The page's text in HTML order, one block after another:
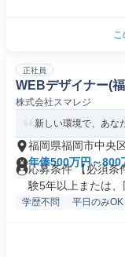
こ
正社員
WEBデザイナー(
株式会社スマレジ
新しい環境で、あな
福岡県福岡市中央
年俸500万円～800
応募条件 【必須条
験5年以上または、
学歴不問 平日のみOK